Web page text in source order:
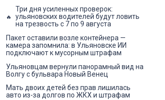
Три дня усиленных проверок:
ульяновских водителей будут ловить
на трезвость с 7 по 9 августа
Пакет оставили возле контейнера —
камера запомнила: в Ульяновске ИИ
подключают к мусорным штрафам
Ульяновцам вернули панорамный вид на
Волгу с бульвара Новый Венец
Мать двоих детей без прав лишилась
авто из-за долгов по ЖКХ и штрафам